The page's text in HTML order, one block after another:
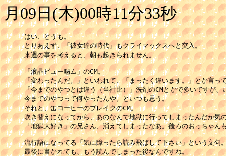
月09日(木)00時11分33秒
はい、どうも。
とりあえず、「彼女達の時代」もクライマックスへと突入。
来週の事を考えると、朝も起きられません。
「液晶ビュー噛ム」のCM。
「変わったんだ。」といわれて、「まったく違います。」とか言っ
「今までのやつとは違う（当社比）」洗剤のCMとかで多いですが、
今までのやつって何やったんや。といつも思う。
それと、缶コーヒーのブレイクのCM。
吹き替えになってから、あのなんで地獄に行ってしまったんだか気
「地獄大好き」の兄さん、消えてしまったなあ。後ろのおっちゃん
流行語になってる「気に障ったら読み飛ばして下さい」という文句
最後に書かれても、もう読んでしまった後なんですね。